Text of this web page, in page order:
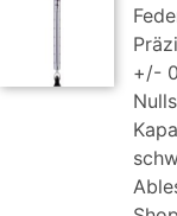
+/-